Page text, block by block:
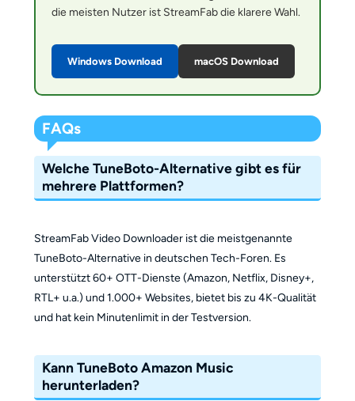
die meisten Nutzer ist StreamFab die klarere Wahl.
Windows Download macOS Download
FAQs
Welche TuneBoto-Alternative gibt es für
mehrere Plattformen?
StreamFab Video Downloader ist die meistgenannte
TuneBoto-Alternative in deutschen Tech-Foren. Es
unterstützt 60+ OTT-Dienste (Amazon, Netflix, Disney+,
RTL+ u.a.) und 1.000+ Websites, bietet bis zu 4K-Qualität
und hat kein Minutenlimit in der Testversion.
Kann TuneBoto Amazon Music
herunterladen?